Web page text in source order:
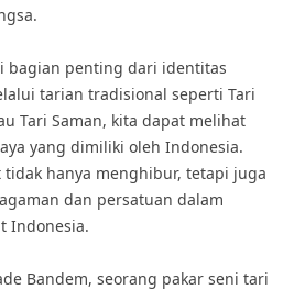
bagian penting dari identitas
tarian tradisional seperti Tari
Tari Saman, kita dapat melihat
yang dimiliki oleh Indonesia.
hanya menghibur, tetapi juga
dan persatuan dalam
Indonesia.
Bandem, seorang pakar seni tari